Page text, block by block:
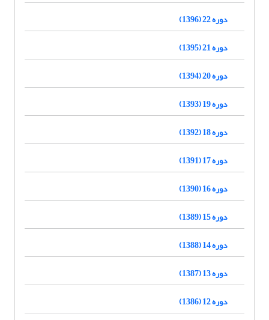
دوره 22 (1396)
دوره 21 (1395)
دوره 20 (1394)
دوره 19 (1393)
دوره 18 (1392)
دوره 17 (1391)
دوره 16 (1390)
دوره 15 (1389)
دوره 14 (1388)
دوره 13 (1387)
دوره 12 (1386)